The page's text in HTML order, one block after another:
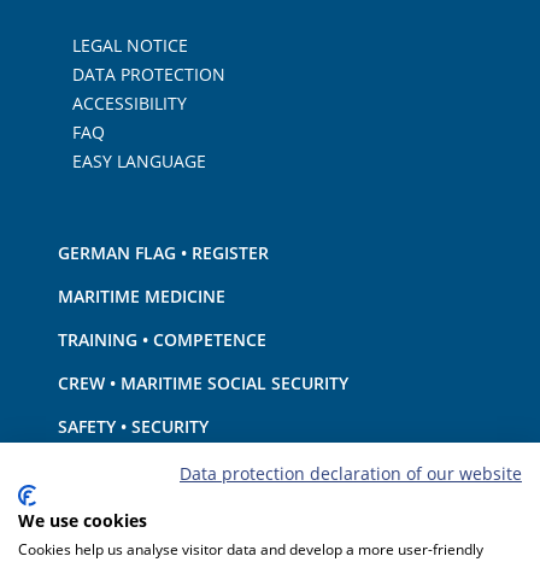
LEGAL NOTICE
DATA PROTECTION
ACCESSIBILITY
FAQ
EASY LANGUAGE
GERMAN FLAG • REGISTER
MARITIME MEDICINE
TRAINING • COMPETENCE
CREW • MARITIME SOCIAL SECURITY
SAFETY • SECURITY
SHIP · EQUIPMENT
ENVIRONMENTAL PROTECTION • CLIMATE
LIABILITY • FINANCIAL MATTERS
Data protection declaration of our website
We use cookies
Cookies help us analyse visitor data and develop a more user-friendly